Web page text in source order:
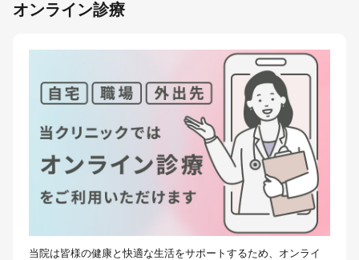
オンライン診療
当院は皆様の健康と快適な生活をサポートするため、オンライ